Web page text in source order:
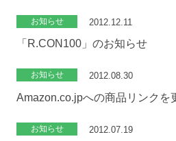
お知らせ 2012.12.11
「R.CON100」のお知らせ
お知らせ 2012.08.30
Amazon.co.jpへの商品リンクを
お知らせ 2012.07.19